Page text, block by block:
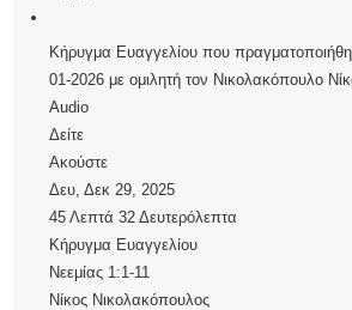
Κήρυγμα Ευαγγελίου που
01-2026 με ομιλητή τον Νικολακόπουλο
Audio
Δείτε
Ακούστε
Δευ, Δεκ 29, 2025
45 Λεπτά 32 Δευτερόλεπτα
Κήρυγμα Ευαγγελίου
Νεεμίας 1:1-11
Νίκος Νικολακόπουλος